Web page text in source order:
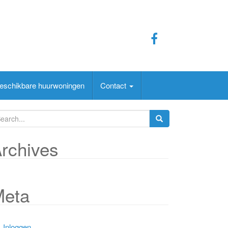
huurwoningen Contact